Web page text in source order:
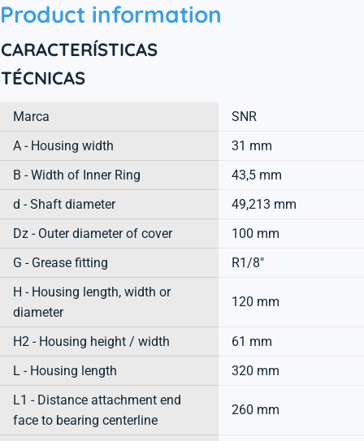
Product information
CARACTERÍSTICAS
TÉCNICAS
Marca
SNR
A - Housing width
31 mm
B - Width of Inner Ring
43,5 mm
d - Shaft diameter
49,213 mm
Dz - Outer diameter of cover
100 mm
G - Grease fitting
R1/8"
H - Housing length, width or
diameter
120 mm
H2 - Housing height / width
61 mm
L - Housing length
320 mm
L1 - Distance attachment end
face to bearing centerline
260 mm